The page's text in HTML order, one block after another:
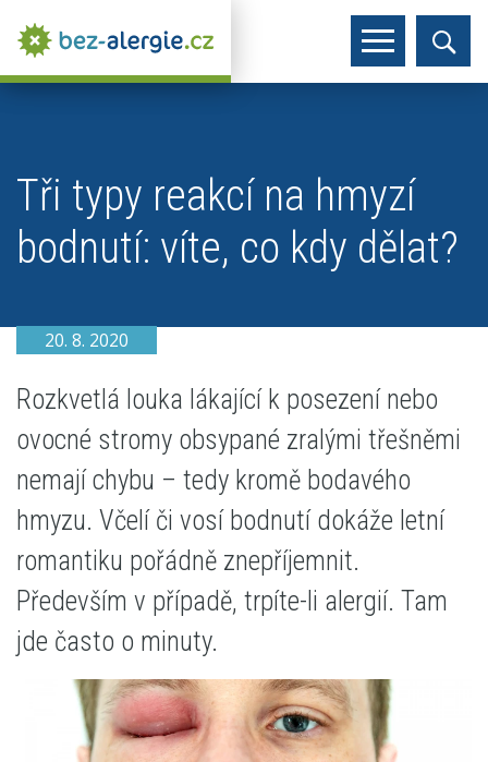
Tři typy reakcí na hmyzí
bodnutí: víte, co kdy dělat?
20. 8. 2020
Rozkvetlá louka lákající k posezení nebo
ovocné stromy obsypané zralými třešněmi
nemají chybu – tedy kromě bodavého
hmyzu. Včelí či vosí bodnutí dokáže letní
romantiku pořádně znepříjemnit.
Především v případě, trpíte-li alergií. Tam
jde často o minuty.